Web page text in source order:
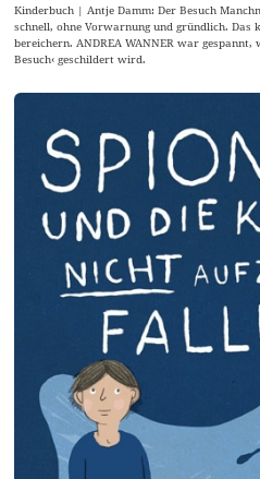
Kinderbuch | Antje Damm: Der Besuch
schnell, ohne Vorwarnung und gründlich.
bereichern. ANDREA WANNER war gespannt,
Besuch‹ geschildert wird.